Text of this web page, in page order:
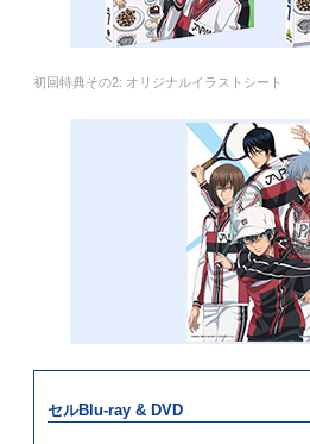
初回特典その2: オリジナルイラストシート
セルBlu-ray & DVD